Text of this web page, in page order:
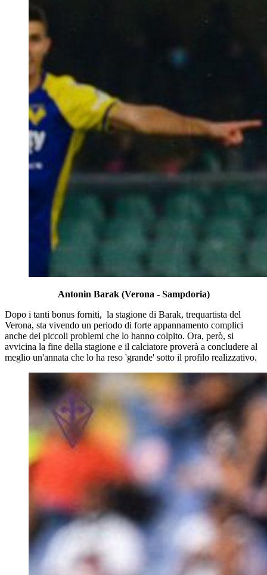
Antonin Barak (Verona - Sampdoria)
Dopo i tanti bonus forniti, la stagione di Barak, trequartista del
Verona, sta vivendo un periodo di forte appannamento complici
anche dei piccoli problemi che lo hanno colpito. Ora, però, si
avvicina la fine della stagione e il calciatore proverà a concludere al
meglio un'annata che lo ha reso 'grande' sotto il profilo realizzativo.